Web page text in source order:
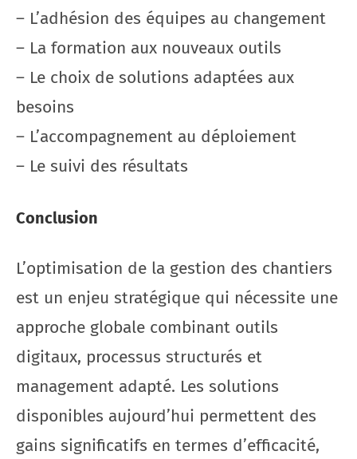
– L’adhésion des équipes au changement
– La formation aux nouveaux outils
– Le choix de solutions adaptées aux
besoins
– L’accompagnement au déploiement
– Le suivi des résultats
Conclusion
L’optimisation de la gestion des chantiers
est un enjeu stratégique qui nécessite une
approche globale combinant outils
digitaux, processus structurés et
management adapté. Les solutions
disponibles aujourd’hui permettent des
gains significatifs en termes d’efficacité,